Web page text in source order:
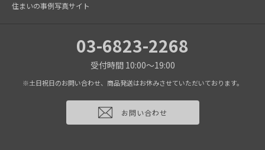
住まいの事例写真サイト
03-6823-2268
受付時間 10:00～19:00
※土日祝日のお問い合わせ、商品発送はお休みさせていただいております。
お問い合わせ